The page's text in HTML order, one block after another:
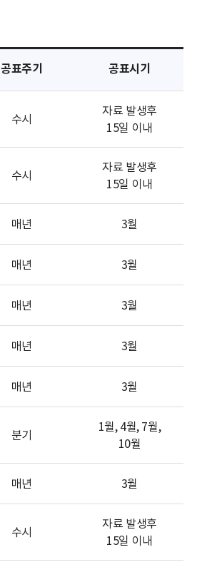
공표주기 공표시기
수시
자료 발생후
15일 이내
수시
자료 발생후
15일 이내
매년 3월
매년 3월
매년 3월
매년 3월
매년 3월
분기
1월, 4월, 7월,
10월
매년 3월
수시
자료 발생후
15일 이내